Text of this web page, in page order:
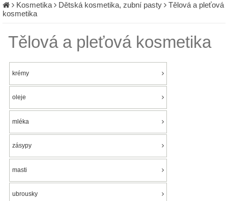
Kosmetika Dětská kosmetika, zubní pasty
Tělová a pleťová
kosmetika
Tělová a pleťová kosmetika
krémy
oleje
mléka
zásypy
masti
ubrousky